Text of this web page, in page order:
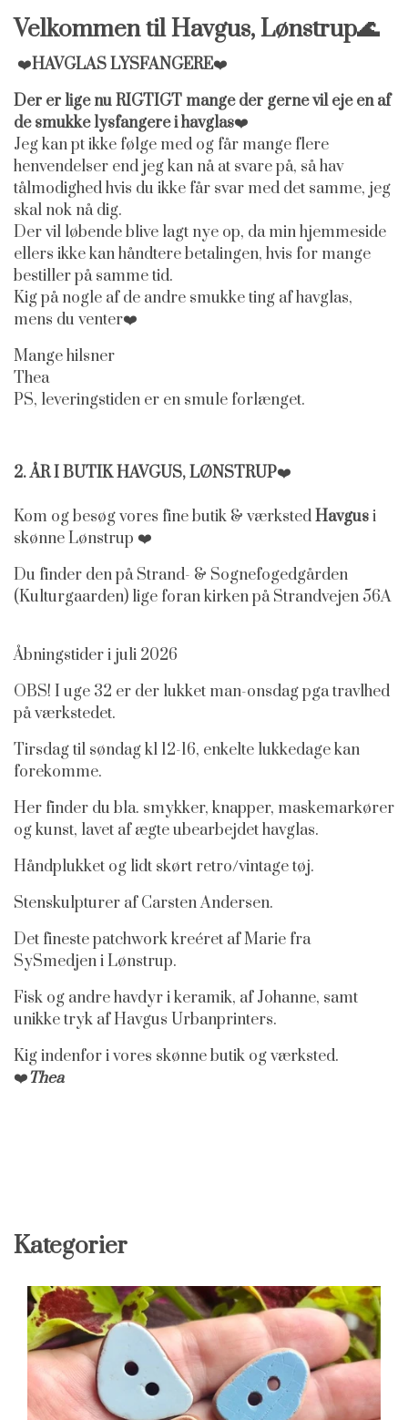
Velkommen til Havgus, Lønstrup🌊
❤️HAVGLAS LYSFANGERE❤️
Der er lige nu RIGTIGT mange der gerne vil eje en af
de smukke lysfangere i havglas❤️
Jeg kan pt ikke følge med og får mange flere
henvendelser end jeg kan nå at svare på, så hav
tålmodighed hvis du ikke får svar med det samme, jeg
skal nok nå dig.
Der vil løbende blive lagt nye op, da min hjemmeside
ellers ikke kan håndtere betalingen, hvis for mange
bestiller på samme tid.
Kig på nogle af de andre smukke ting af havglas,
mens du venter❤️
Mange hilsner
Thea
PS, leveringstiden er en smule forlænget.
2. ÅR I BUTIK HAVGUS, LØNSTRUP❤️
Kom og besøg vores fine butik & værkstedHavgusi
skønne Lønstrup ❤️
Du finder den på Strand- & Sognefogedgården
(Kulturgaarden) lige foran kirken på Strandvejen 56A
Åbningstider i juli 2026
OBS! I uge 32 er der lukket man-onsdag pga travlhed
på værkstedet.
Tirsdag til søndag kl 12-16, enkelte lukkedage kan
forekomme.
Her finder du bla. smykker, knapper, maskemarkører
og kunst, lavet af ægte ubearbejdet havglas.
Håndplukket og lidt skørt retro/vintage tøj.
Stenskulpturer af Carsten Andersen.
Det fineste patchwork kreéret af Marie fra
SySmedjen i Lønstrup.
Fisk og andre havdyr i keramik, af Johanne, samt
unikke tryk af Havgus Urbanprinters.
Kig indenfor i vores skønne butik og værksted.
❤️Thea
Kategorier